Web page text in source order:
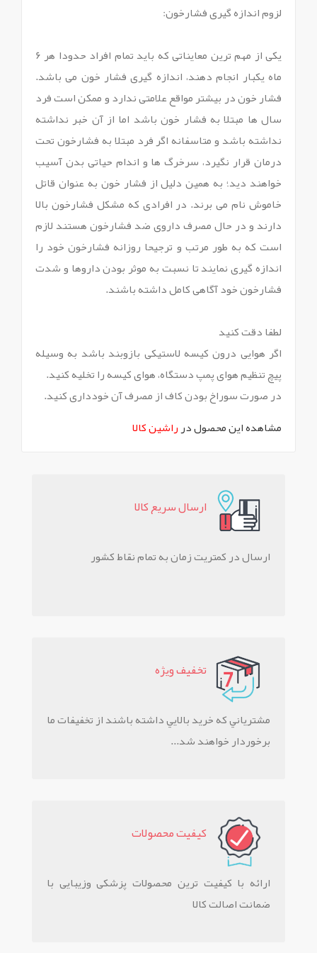
لزوم اندازه گیری فشارخون:
یکی از مهم ترین معایناتی که باید تمام افراد حدودا هر 6
ماه یکبار انجام دهند، اندازه گیری فشار خون می باشد.
فشار خون در بیشتر مواقع علامتی ندارد و ممکن است فرد
سال ها مبتلا به فشار خون باشد اما از آن خبر نداشته
نداشته باشد و متاسفانه اگر فرد مبتلا به فشارخون تحت
درمان قرار نگیرد، سرخرگ ها و اندام حیاتی بدن آسیب
خواهند دید؛ به همین دلیل از فشار خون به عنوان قاتل
خاموش نام می برند. در افرادی که مشکل فشارخون بالا
دارند و در حال مصرف داروی ضد فشارخون هستند لازم
است که به طور مرتب و ترجیحا روزانه فشارخون خود را
اندازه گیری نمایند تا نسبت به موثر بودن داروها و شدت
فشارخون خود آگاهی کامل داشته باشند.
لطفا دقت کنید
اگر هوایی درون کیسه لاستیکی بازوبند باشد به وسیله
پیچ تنظیم هوای پمپ دستگاه، هوای کیسه را تخلیه کنید.
در صورت سوراخ بودن کاف از مصرف آن خودداری کنید.
مشاهده این محصول درراشین کالا
ارسال سريع کالا
ارسال در کمتریت زمان به تمام نقاط کشور
تخفيف ويژه
مشترياني که خريد بالايي داشته باشند از تخفيفات ما
برخوردار خواهند شد...
کيفيت محصولات
ارائه با کیفیت ترین محصولات پزشکی وزیبایی با
ضمانت اصالت کالا